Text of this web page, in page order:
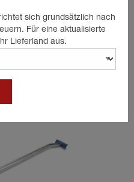
sich grundsätzlich nach
Für eine aktualisierte
Lieferland aus.